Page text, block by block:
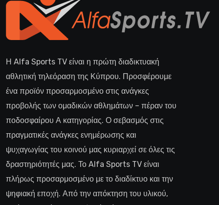
Η Alfa Sports TV είναι η πρώτη διαδικτυακή
αθλητική τηλεόραση της Κύπρου. Προσφέρουμε
ένα προϊόν προσαρμοσμένο στις ανάγκες
προβολής των ομαδικών αθλημάτων – πέραν του
ποδοσφαίρου Α κατηγορίας. Ο σεβασμός στις
πραγματικές ανάγκες ενημέρωσης και
ψυχαγωγίας του κοινού μας κυριαρχεί σε όλες τις
δραστηριότητές μας. Το Alfa Sports TV είναι
πλήρως προσαρμοσμένο με το διαδίκτυο και την
ψηφιακή εποχή. Από την απόκτηση του υλικού,